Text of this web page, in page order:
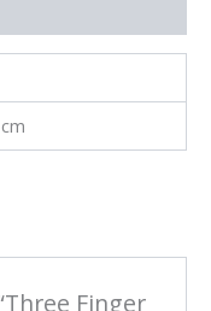
Finger